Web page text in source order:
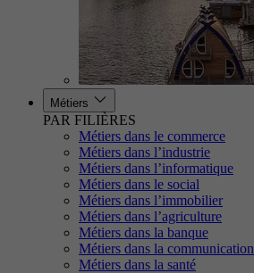
Métiers
PAR FILIÈRES
Métiers dans le commerce
Métiers dans l’industrie
Métiers dans l’informatique
Métiers dans le social
Métiers dans l’immobilier
Métiers dans l’agriculture
Métiers dans la banque
Métiers dans la communication
Métiers dans la santé